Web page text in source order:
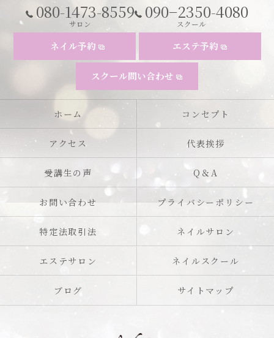
080-1473-8559
サロン
090−2350-4080
スクール
ネイル予約
スクール問い合わせ
エステ予約
ホーム コンセプト
アクセス 代表挨拶
受講生の声 Q＆A
お問い合わせ プライバシーポリシー
特定法取引法 ネイルサロン
エステサロン ネイルスクール
ブログ サイトマップ